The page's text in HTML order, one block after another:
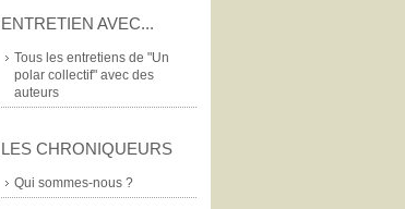
ENTRETIEN AVEC...
Tous les entretiens de "Un
polar collectif" avec des
auteurs
LES CHRONIQUEURS
Qui sommes-nous ?